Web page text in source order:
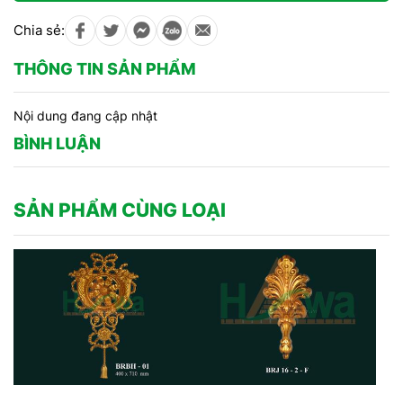
Chia sẻ:
THÔNG TIN SẢN PHẨM
Nội dung đang cập nhật
BÌNH LUẬN
SẢN PHẨM CÙNG LOẠI